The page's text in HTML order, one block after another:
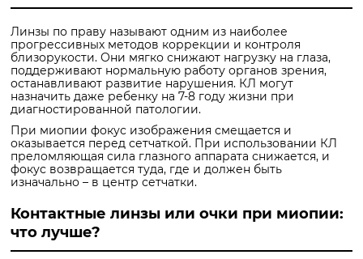
Линзы по праву называют одним из наиболее
прогрессивных методов коррекции и контроля
близорукости. Они мягко снижают нагрузку на глаза,
поддерживают нормальную работу органов зрения,
останавливают развитие нарушения. КЛ могут
назначить даже ребенку на 7-8 году жизни при
диагностированной патологии.
При миопии фокус изображения смещается и
оказывается перед сетчаткой. При использовании КЛ
преломляющая сила глазного аппарата снижается, и
фокус возвращается туда, где и должен быть
изначально – в центр сетчатки.
Контактные линзы или очки при миопии:
что лучше?